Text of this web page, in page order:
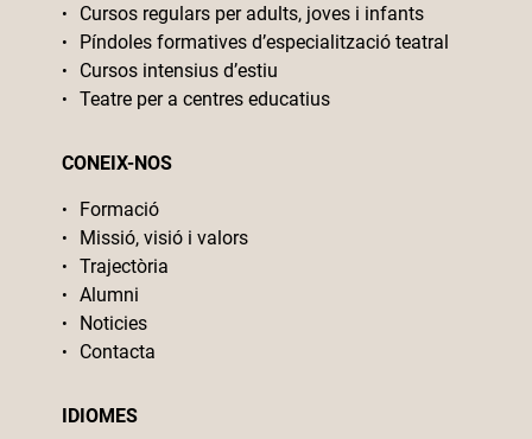
Cursos regulars per adults, joves i infants
Píndoles formatives d’especialització teatral
Cursos intensius d’estiu
Teatre per a centres educatius
CONEIX-NOS
Formació
Missió, visió i valors
Trajectòria
Alumni
Noticies
Contacta
IDIOMES